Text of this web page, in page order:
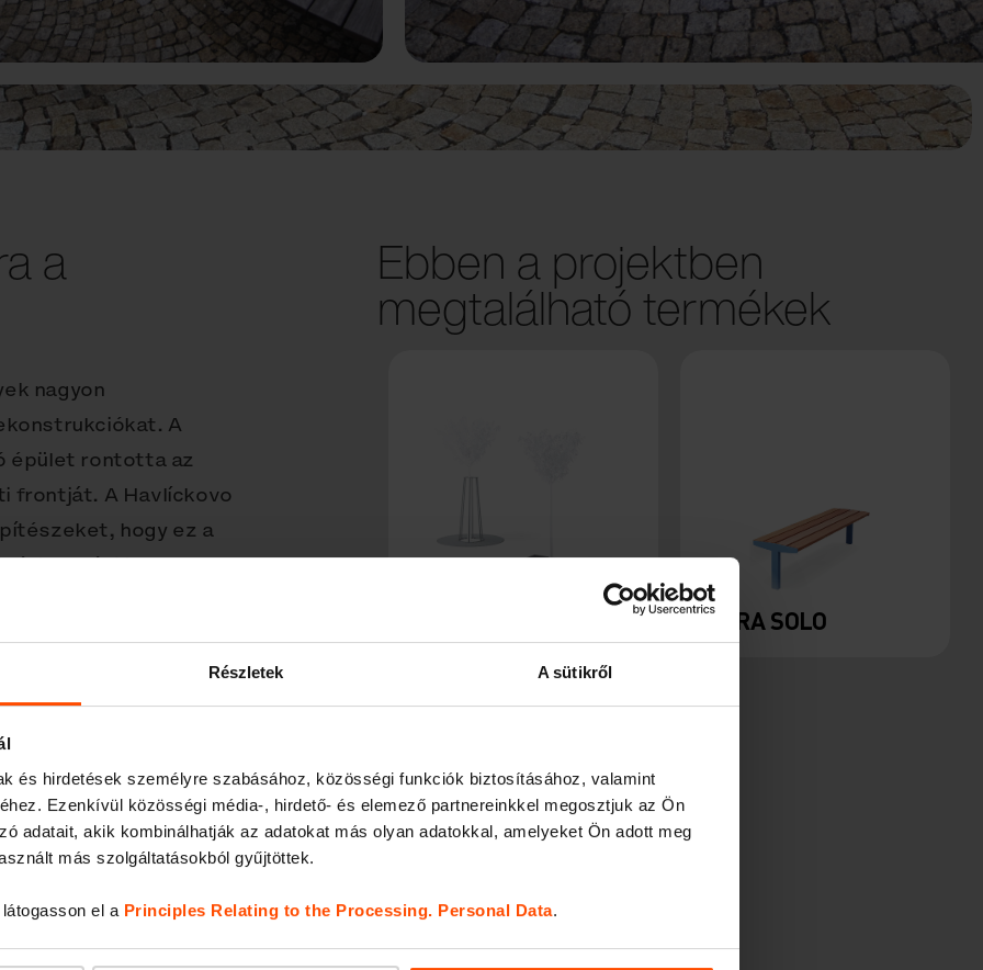
Részletek A sütikről
és hirdetések személyre szabásához, közösségi funkciók biztosításához, valamint
Ezenkívül közösségi média-, hirdető- és elemező partnereinkkel megosztjuk az Ön
adatait, akik kombinálhatják az adatokat más olyan adatokkal, amelyeket Ön adott meg
más szolgáltatásokból gyűjtöttek.
el a Principles Relating to the Processing. Personal Data.
a
nagyon
A
épület rontotta az
frontját. A Havlíckovo
hogy ez a
a RAW
szökőkút
év régi építészetét.
A kör alakú Vera
hogy
és mérete
melyet a
Ebben a projektben
megtalálható termékek
VERA SOLO
VERA